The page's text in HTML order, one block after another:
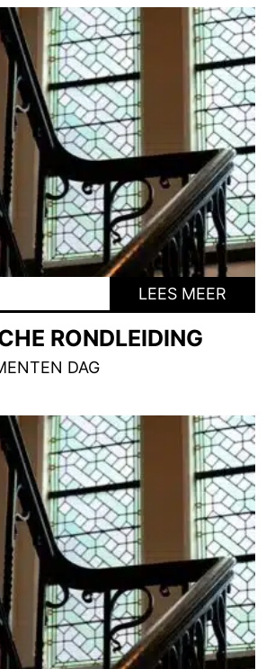
LEES MEER
RONDLEIDING
DAG